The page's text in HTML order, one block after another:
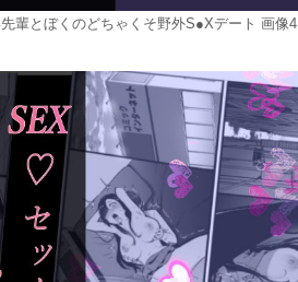
輩とぼくのどちゃくそ野外S●Xデート 画像4